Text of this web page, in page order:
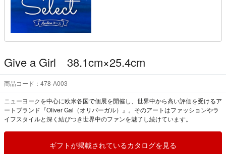
Give a Girl 38.1cm×25.4cm
商品コード：478-A003
ニューヨークを中心に欧米各国で個展を開催し、世界中から高い評価を受けるア
ートブランド『Oliver Gal（オリバーガル）』。そのアートはファッションやラ
イフスタイルと深く結びつき世界中のファンを魅了し続けています。
ギフトが掲載されているカタログを見る